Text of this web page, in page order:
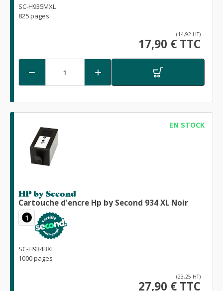
SC-H935MXL
825 pages
(14,92 HT)
17,90 € TTC
 
EN STOCK
HP by Second
Cartouche d'encre Hp by Second 934 XL Noir
1
SC-H934BXL
1000 pages
(23,25 HT)
27,90 € TTC